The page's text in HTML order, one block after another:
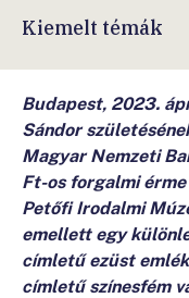
Kiemelt témák
Budapest, 2023.
Sándor
Magyar Nemzeti
Ft-os forgalmi
Petőfi Irodalmi
emellett egy
címletű ezüst
címletű színesfém